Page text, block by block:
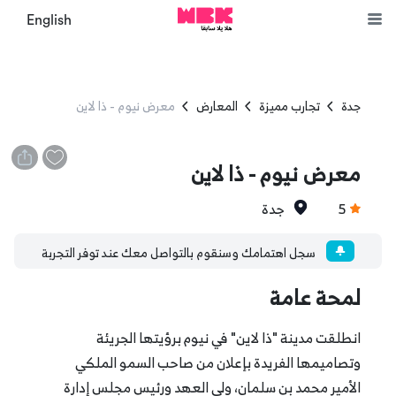
English
جدة تجارب مميزة المعارض معرض نيوم - ذا لاين
معرض نيوم - ذا لاين
5 جدة
سجل اهتمامك وسنقوم بالتواصل معك عند توفر التجربة
لمحة عامة
انطلقت مدينة "ذا لاين" في نيوم برؤيتها الجريئة
وتصاميمها الفريدة بإعلان من صاحب السمو الملكي
الأمير محمد بن سلمان، ولي العهد ورئيس مجلس إدارة